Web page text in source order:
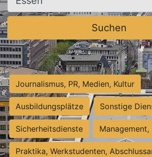
Suchen
Journalismus, PR, Medien, Kultur
Ausbildungsplätze Sonstige
Sicherheitsdienste Management,
Praktika, Werkstudenten,